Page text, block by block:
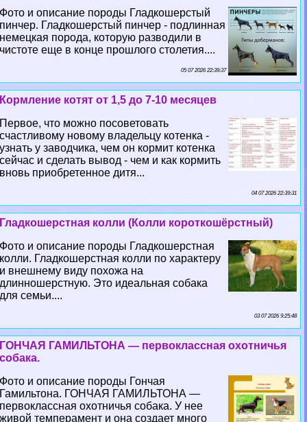
Фото и описание породы Гладкошерстый
пинчер. Гладкошерстый пинчер - подлинная
немецкая порода, которую разводили в
чистоте еще в конце прошлого столетия....
05 07 2026 22:39:37
Кормление котят от 1,5 до 7-10 месяцев
Первое, что можно посоветовать
счастливому новому владельцу котенка -
узнать у заводчика, чем он кормит котенка
сейчас и сделать вывод - чем и как кормить
вновь приобретенное дитя...
04 07 2026 22:39:31
Гладкошерстная колли (Колли короткошёрстный)
Фото и описание породы Гладкошерстная
колли. Гладкошерстная колли по хаpaктеру
и внешнему виду похожа на
длинношерстную. Это идеальная собака
для семьи....
03 07 2026 9:25:48
ГОНЧАЯ ГАМИЛЬТОНА — первоклассная охотничья
собака.
Фото и описание породы Гончая
Гамильтона. ГОНЧАЯ ГАМИЛЬТОНА —
первоклассная охотничья собака. У нее
живой темперамент и она создает много